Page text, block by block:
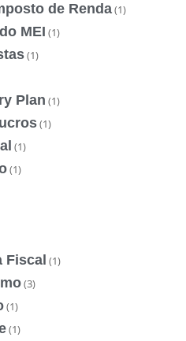
de Renda(1)
MEI (1)
(1)
Plan (1)
(1)
(1)
(1)
Fiscal (1)
(3)
(1)
(1)